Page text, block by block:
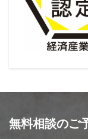
無料相談のご